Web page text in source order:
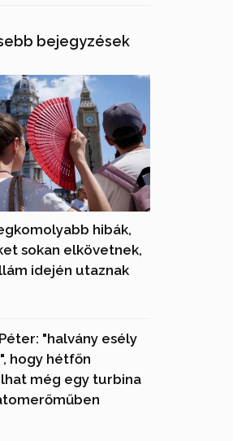
bejegyzések
hibák,
sokan elkövetnek,
idején utaznak
"halvány esély
hogy hétfőn
még egy turbina